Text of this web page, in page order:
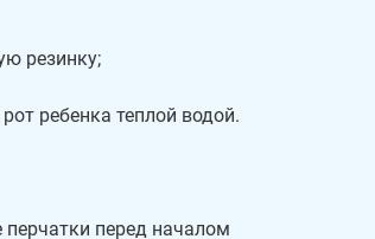
резинку;
ребенка теплой водой.
перед началом